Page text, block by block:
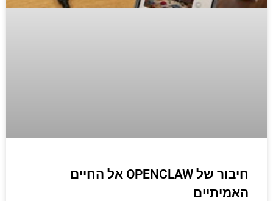
חיבור של OPENCLAW אל החיים
האמיתיים